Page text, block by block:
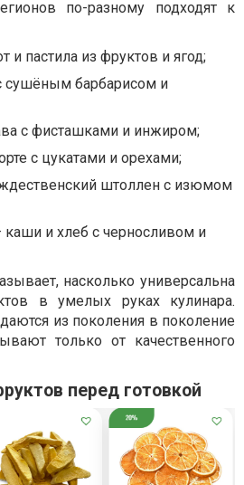
по-разному подходят к
и пастила из фруктов и ягод;
сушёным барбарисом и
с фисташками и инжиром;
с цукатами и орехами;
штоллен с изюмом
и хлеб с черносливом и
насколько универсальна
в умелых руках кулинара.
из поколения в поколение
только от качественного
перед готовкой